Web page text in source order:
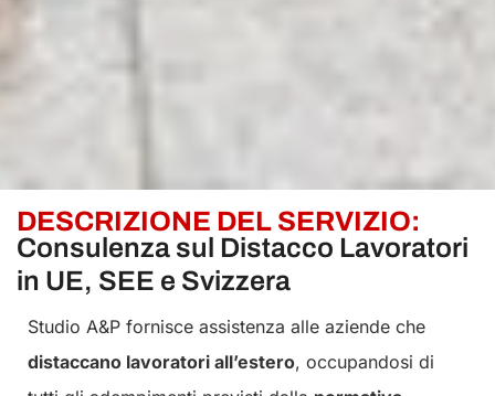
DESCRIZIONE DEL SERVIZIO:
Consulenza sul Distacco Lavoratori
in UE, SEE e Svizzera
Studio A&P fornisce assistenza alle aziende che
distaccano lavoratori all’estero, occupandosi di